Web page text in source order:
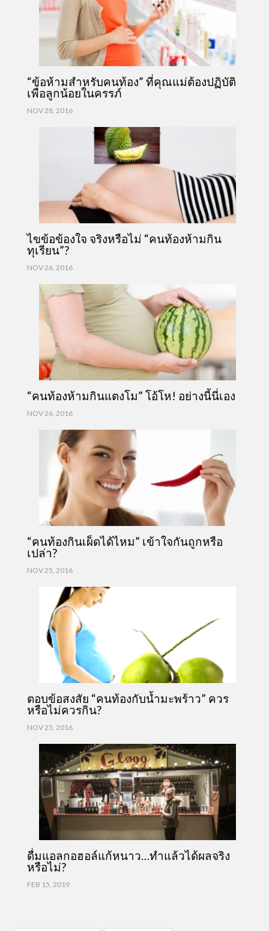
“ข้อห้ามสำหรับคนท้อง” ที่คุณแม่ต้องปฏิบัติ
เพื่อลูกน้อยในครรภ์
NOV 28, 2016
ไขข้อข้องใจ จริงหรือไม่ “คนท้องห้ามกิน
ทุเรียน”?
NOV 26, 2016
“คนท้องห้ามกินแตงโม” โอ้โห! อย่างนี้นี่เอง
NOV 26, 2016
“คนท้องกินเผ็ดได้ไหม” เข้าใจกันถูกหรือ
เปล่า?
NOV 25, 2016
ตอบข้อสงสัย “คนท้องกับน้ำมะพร้าว” ควร
หรือไม่ควรกิน?
NOV 25, 2016
ดื่มแอลกอฮอล์แก้หนาว…ทำแล้วได้ผลจริง
หรือไม่?
FEB 15, 2019